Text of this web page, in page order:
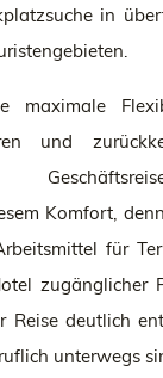
in
maximale
und
Komfort,
für
zugänglicher
Reise deutlich
unterwegs